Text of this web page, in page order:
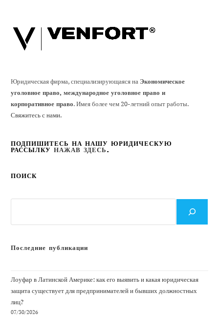
Юридическая фирма, специализирующаяся на Экономическое
уголовное право, международное уголовное право и
корпоративное право. Имея более чем 20-летний опыт работы.
Свяжитесь с нами.
ПОДПИШИТЕСЬ НА НАШУ ЮРИДИЧЕСКУЮ
РАССЫЛКУНАЖАВ ЗДЕСЬ .
ПОИСК
Последние публикации
Лоуфар в Латинской Америке: как его выявить и какая юридическая
защита существует для предпринимателей и бывших должностных
лиц?
07/30/2026